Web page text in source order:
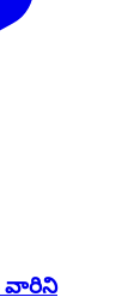
వారిని